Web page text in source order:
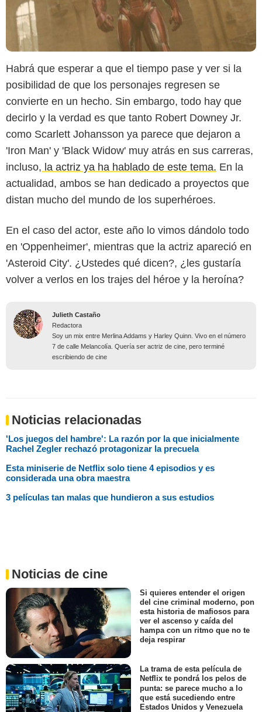
Habrá que esperar a que el tiempo pase y ver si la
posibilidad de que los personajes regresen se
convierte en un hecho. Sin embargo, todo hay que
decirlo y la verdad es que tanto Robert Downey Jr.
como Scarlett Johansson ya parece que dejaron a
'Iron Man' y 'Black Widow' muy atrás en sus carreras,
incluso, la actriz ya ha hablado de este tema. En la
actualidad, ambos se han dedicado a proyectos que
distan mucho del mundo de los superhéroes.
En el caso del actor, este año lo vimos dándolo todo
en 'Oppenheimer', mientras que la actriz apareció en
'Asteroid City'. ¿Ustedes qué dicen?, ¿les gustaría
volver a verlos en los trajes del héroe y la heroína?
Julieth Castaño
Redactora
Soy un mix entre Merlina Addams y Harley Quinn. Vivo en el número
7 de calle Melancolía. Quería ser actriz de cine, pero terminé
escribiendo de cine
Noticias relacionadas
'Los juegos del hambre': La razón por la que inicialmente
Rachel Zegler rechazó protagonizar la precuela
Esta miniserie de Netflix solo tiene 4 episodios y es
considerada una obra maestra
3 películas tan malas que hundieron a sus estudios
Noticias de cine
Si quieres entender el origen
del cine criminal moderno, pon
esta historia de mafiosos para
ver el ascenso y caída del
hampa con un ritmo que no te
deja respirar
La trama de esta película de
Netflix te pondrá los pelos de
punta: se parece mucho a lo
que está sucediendo entre
Estados Unidos y Venezuela